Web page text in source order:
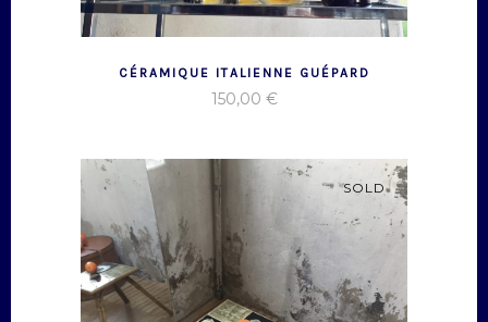
CÉRAMIQUE ITALIENNE GUÉPARD
150,00 €
SOLD